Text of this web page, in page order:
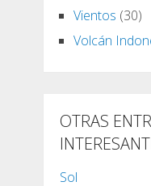
Vientos (30)
Volcán
OTRAS
Sol